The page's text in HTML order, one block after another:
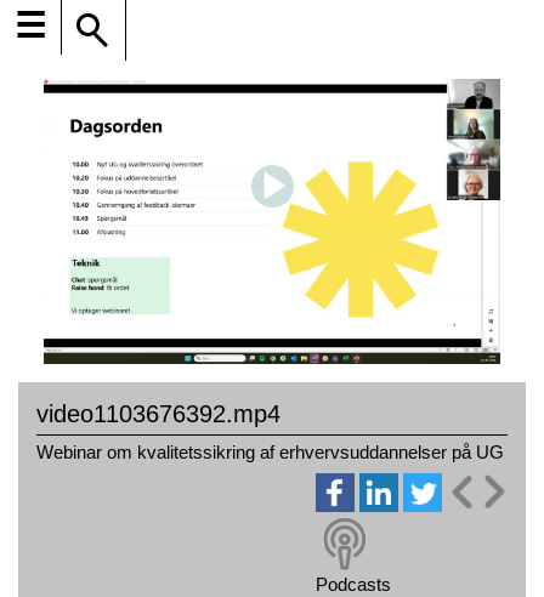
☰
video1103676392.mp4
Webinar om kvalitetssikring af erhvervsuddannelser på UG
Podcasts